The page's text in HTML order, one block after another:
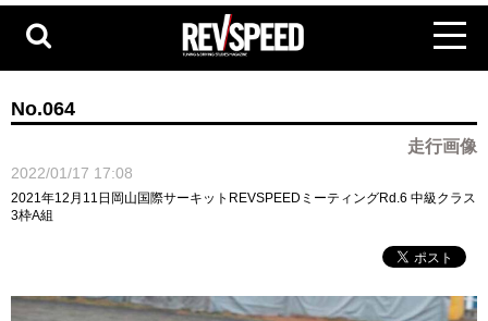
No.064
走行画像
2022/01/17 17:08
2021年12月11日岡山国際サーキットREVSPEEDミーティングRd.6 中級クラス
3枠A組